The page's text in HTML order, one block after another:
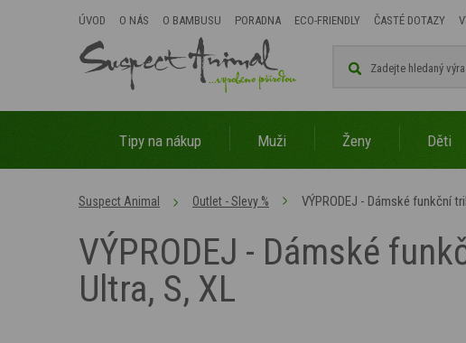
ÚVOD O NÁS O BAMBUSU PORADNA ECO-FRIENDLY ČASTÉ DOTAZY
Tipy na nákup Muži Ženy Děti
Suspect Animal Outlet - Slevy % VÝPRODEJ - Dámské funkční
VÝPRODEJ - Dámské
Ultra, S, XL